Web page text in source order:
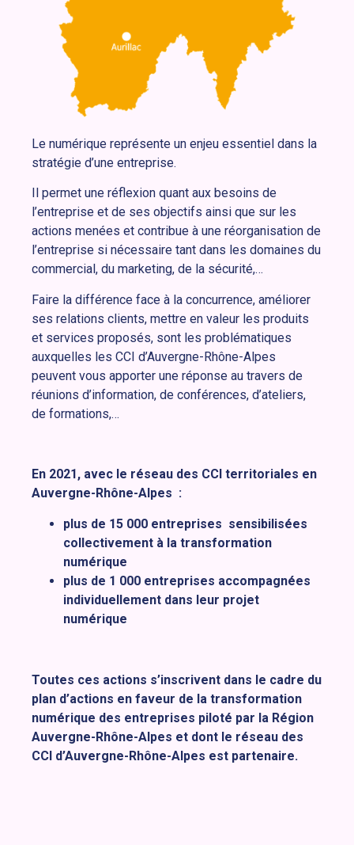
Le numérique représente un enjeu essentiel dans la
stratégie d’une entreprise.
Il permet une réflexion quant aux besoins de
l’entreprise et de ses objectifs ainsi que sur les
actions menées et contribue à une réorganisation de
l’entreprise si nécessaire tant dans les domaines du
commercial, du marketing, de la sécurité,…
Faire la différence face à la concurrence, améliorer
ses relations clients, mettre en valeur les produits
et services proposés, sont les problématiques
auxquelles les CCI d’Auvergne-Rhône-Alpes
peuvent vous apporter une réponse au travers de
réunions d’information, de conférences, d’ateliers,
de formations,…
En 2021, avec le réseau des CCI territoriales en
Auvergne-Rhône-Alpes :
plus de 15 000 entreprises sensibilisées
collectivement à la transformation
numérique
plus de 1 000 entreprises accompagnées
individuellement dans leur projet
numérique
Toutes ces actions s’inscrivent dans le cadre du
plan d’actions en faveur de la transformation
numérique des entreprises piloté par la Région
Auvergne-Rhône-Alpes et dont le réseau des
CCI d’Auvergne-Rhône-Alpes est partenaire.